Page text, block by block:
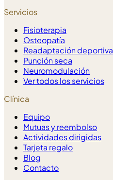
Servicios
Fisioterapia
Osteopatía
Readaptación deportiva
Punción seca
Neuromodulación
Ver todos los servicios
Clínica
Equipo
Mutuas y reembolso
Actividades dirigidas
Tarjeta regalo
Blog
Contacto